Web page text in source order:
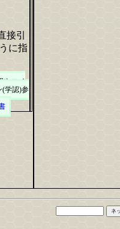
接引
に指
やコメ
(学認)参